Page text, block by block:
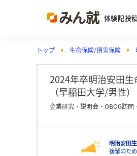
体験記投
トップ 生命保険/損害保険
2024年卒明治安田
（早稲田大学/男性
企業研究・説明会・OBOG訪
明治安田
後輩のた